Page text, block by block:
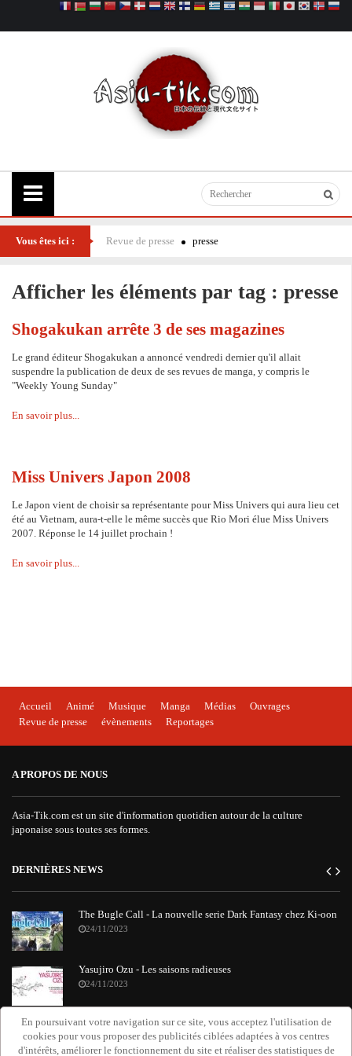
Vous êtes ici : Revue de presse presse
Afficher les éléments par tag : presse
Shogakukan arrête 3 de ses magazines
Le grand éditeur Shogakukan a annoncé vendredi dernier qu'il allait
suspendre la publication de deux de ses revues de manga, y compris le
"Weekly Young Sunday"
En savoir plus...
Miss Univers Japon 2008
Le Japon vient de choisir sa représentante pour Miss Univers qui aura lieu cet
été au Vietnam, aura-t-elle le même succès que Rio Mori élue Miss Univers
2007. Réponse le 14 juillet prochain !
En savoir plus...
Accueil Animé Musique Manga Médias
Ouvrages
Revue de presse
évènements Reportages
A PROPOS DE NOUS
Asia-Tik.com est un site d'information quotidien autour de la culture
japonaise sous toutes ses formes.
DERNIÈRES NEWS
The Bugle Call - La nouvelle serie Dark Fantasy chez Ki-oon
24/11/2023
Yasujiro Ozu - Les saisons radieuses
24/11/2023
"Requiem Attack on Titan" : le nouvel album orchestral de
Grissini Project
20/11/2023
En poursuivant votre navigation sur ce site, vous acceptez l'utilisation de
cookies pour vous proposer des publicités ciblées adaptées à vos centres
d'intérêts, améliorer le fonctionnement du site et réaliser des statistiques de